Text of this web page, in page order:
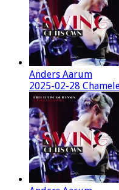
Anders Aarum
2025-02-28